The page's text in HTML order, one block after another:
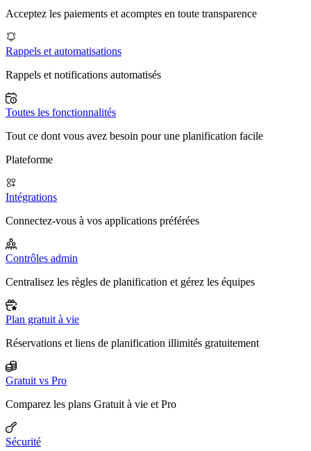
Acceptez les paiements et acomptes en toute transparence
Rappels et automatisations
Rappels et notifications automatisés
Toutes les fonctionnalités
Tout ce dont vous avez besoin pour une planification facile
Plateforme
Intégrations
Connectez-vous à vos applications préférées
Contrôles admin
Centralisez les règles de planification et gérez les équipes
Plan gratuit à vie
Réservations et liens de planification illimités gratuitement
Gratuit vs Pro
Comparez les plans Gratuit à vie et Pro
Sécurité